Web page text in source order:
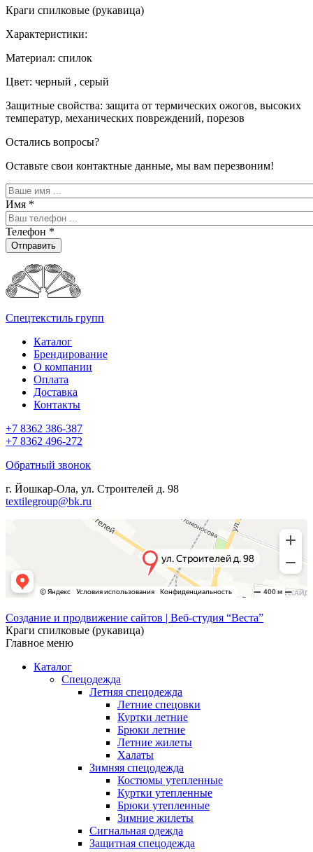
Краги спилковые (рукавица)
Характеристики:
Материал: спилок
Цвет: черный , серый
Защитные свойства: защита от термических ожогов, высоких
температур, механических повреждений, порезов
Остались вопросы?
Оставьте свои контактные данные, мы вам перезвоним!
Имя *
Телефон *
Отправить
Спецтекстиль групп
Каталог
Брендирование
О компании
Оплата
Доставка
Контакты
+7 8362 386-387
+7 8362 496-272
Обратный звонок
г. Йошкар-Ола, ул. Строителей д. 98
textilegroup@bk.ru
Создание и продвижение сайтов | Веб-студия “Веста”
Краги спилковые (рукавица)
Главное меню
Каталог
Спецодежда
Летняя спецодежда
Летние спецовки
Куртки летние
Брюки летние
Летние жилеты
Халаты
Зимняя спецодежда
Костюмы утепленные
Куртки утепленные
Брюки утепленные
Зимние жилеты
Сигнальная одежда
Защитная спецодежда